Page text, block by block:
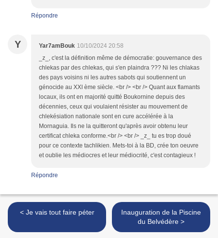
Répondre
Y Yar7amBouk 10/10/2024 20:58
_z_, c'est la définition même de démocratie: gouvernance des
chlekas par des chlekas, qui s'en plaindra ??? Ni les chlakas
des pays voisins ni les autres sabots qui soutiennent un
génocide au XXI ème siècle. <br /> <br /> Quant aux flamants
locaux, ils ont en majorité quitté Boukornine depuis des
décennies, ceux qui voulaient résister au mouvement de
chlekésiation nationale sont en cure accélérée à la
Mornaguia. Ils ne la quitteront qu'après avoir obtenu leur
certificat chleka conforme.<br /> <br /> _z_ tu es trop doué
pour ce contexte tachlikien. Mets-toi à la BD, crée ton oeuvre
et oublie les médiocres et leur médiocrité, c'est contagieux !
Répondre
< Je vais tout faire péter
Inauguration de la Piscine
du Belvédère >